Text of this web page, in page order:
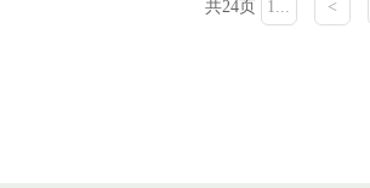
共24页 1... <